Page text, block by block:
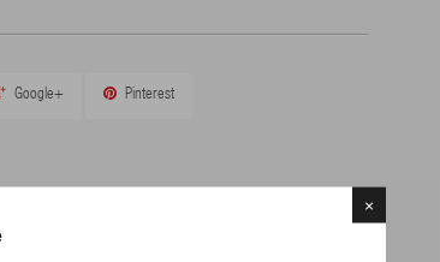
×
Google+ Pinterest